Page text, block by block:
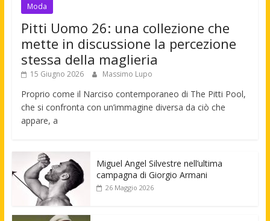
Moda
Pitti Uomo 26: una collezione che
mette in discussione la percezione
stessa della maglieria
15 Giugno 2026 Massimo Lupo
Proprio come il Narciso contemporaneo di The Pitti Pool,
che si confronta con un’immagine diversa da ciò che
appare, a
Miguel Angel Silvestre nell’ultima
campagna di Giorgio Armani
26 Maggio 2026